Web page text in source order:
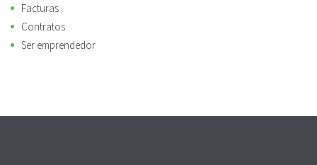
Facturas
Contratos
Ser emprendedor